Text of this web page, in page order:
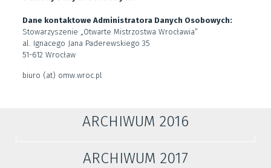
Dane kontaktowe Administratora Danych Osobowych:
Stowarzyszenie „Otwarte Mistrzostwa Wrocławia”
al. Ignacego Jana Paderewskiego 35
51-612 Wrocław
biuro (at) omw.wroc.pl
ARCHIWUM 2016
ARCHIWUM 2017